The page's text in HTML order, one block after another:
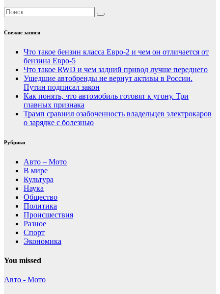
Свежие записи
Что такое бензин класса Евро-2 и чем он отличается от
бензина Евро-5
Что такое RWD и чем задний привод лучше переднего
Ушедшие автобренды не вернут активы в России.
Путин подписал закон
Как понять, что автомобиль готовят к угону. Три
главных признака
Трамп сравнил озабоченность владельцев электрокаров
о зарядке с болезнью
Рубрики
Авто – Мото
В мире
Культура
Наука
Общество
Политика
Происшествия
Разное
Спорт
Экономика
You missed
Авто - Мото